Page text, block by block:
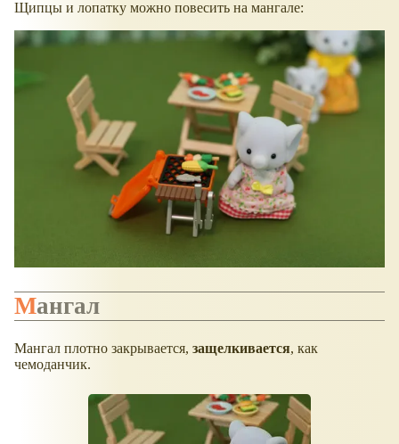
Щипцы и лопатку можно повесить на мангале:
Мангал
Мангал плотно закрывается, защелкивается, как
чемоданчик.